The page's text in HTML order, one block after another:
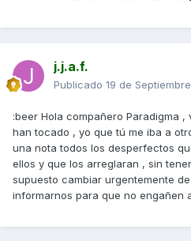
j.j.a.f.
Publicado 19 de
:beer Hola compañero Paradigma
han tocado , yo que tú me iba a
una nota todos los desperfectos
ellos y que los arreglaran , sin
supuesto cambiar urgentemente
informarnos para que no engañen